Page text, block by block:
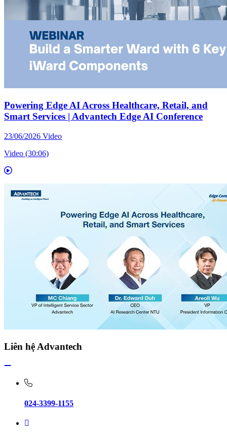
Powering Edge AI Across Healthcare, Retail, and
Smart Services | Advantech Edge AI Conference
23/06/2026 Video
Video (30:06)
Liên hệ Advantech
024-3399-1155